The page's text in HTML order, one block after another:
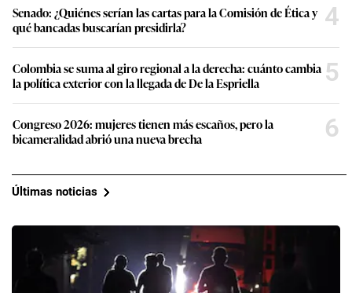
Senado: ¿Quiénes serían las cartas para la Comisión de Ética y
qué bancadas buscarían presidirla?
4
Colombia se suma al giro regional a la derecha: cuánto cambia
la política exterior con la llegada de De la Espriella
5
Congreso 2026: mujeres tienen más escaños, pero la
bicameralidad abrió una nueva brecha
6
Últimas noticias